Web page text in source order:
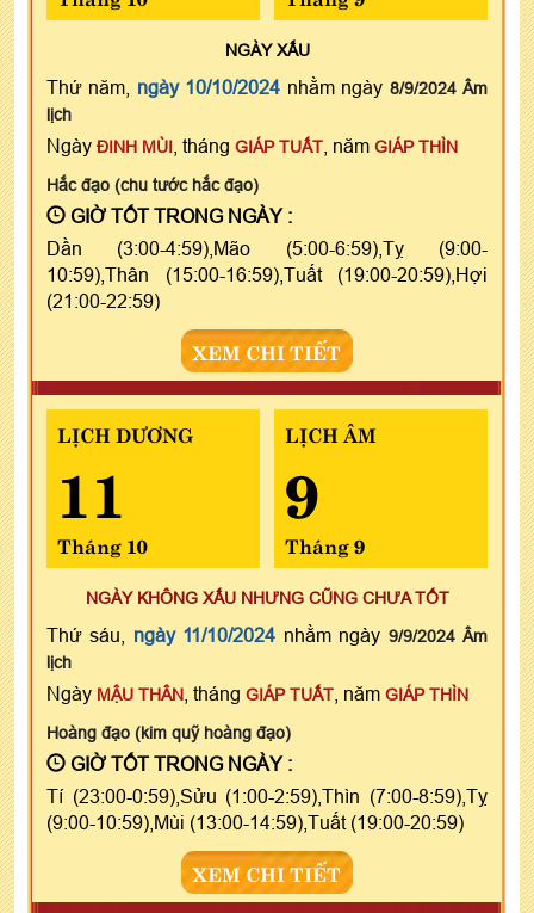
NGÀYXẤU
Thứ năm, ngày 10/10/2024 nhằm ngày 8/9/2024 Âm
lịch
Ngày ĐINH MÙI , tháng GIÁP TUẤT , năm GIÁP THÌN
Hắc đạo (chu tước hắc đạo)
GIỜ TỐT TRONG NGÀY :
Dần (3:00-4:59),Mão (5:00-6:59),Tỵ (9:00-
10:59),Thân (15:00-16:59),Tuất (19:00-20:59),Hợi
(21:00-22:59)
XEM CHI TIẾT
LỊCH DƯƠNG
11
Tháng 10
LỊCH ÂM
9
Tháng 9
NGÀY KHÔNG XẤU NHƯNG CŨNG CHƯA TỐT
Thứ sáu, ngày 11/10/2024 nhằm ngày 9/9/2024 Âm
lịch
Ngày MẬU THÂN , tháng GIÁP TUẤT , năm GIÁP THÌN
Hoàng đạo (kim quỹ hoàng đạo)
GIỜ TỐT TRONG NGÀY :
Tí (23:00-0:59),Sửu (1:00-2:59),Thìn (7:00-8:59),Tỵ
(9:00-10:59),Mùi (13:00-14:59),Tuất (19:00-20:59)
XEM CHI TIẾT